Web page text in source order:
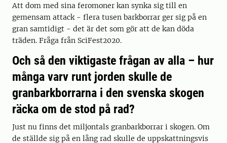
Att dom med sina feromoner kan synka sig till en
gemensam attack - flera tusen barkborrar ger sig på en
gran samtidigt - det är det som gör att de kan döda
träden. Fråga från SciFest2020.
Och så den viktigaste frågan av alla – hur
många varv runt jorden skulle de
granbarkborrarna i den svenska skogen
räcka om de stod på rad?
Just nu finns det miljontals granbarkborrar i skogen. Om
de ställde sig på en lång rad skulle de uppskattningsvis